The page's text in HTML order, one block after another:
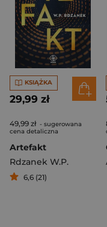
KSIĄŻKA
29,99 zł
49,99 zł - sugerowana
cena detaliczna
Artefakt
Rdzanek W.P.
6,6 (21)